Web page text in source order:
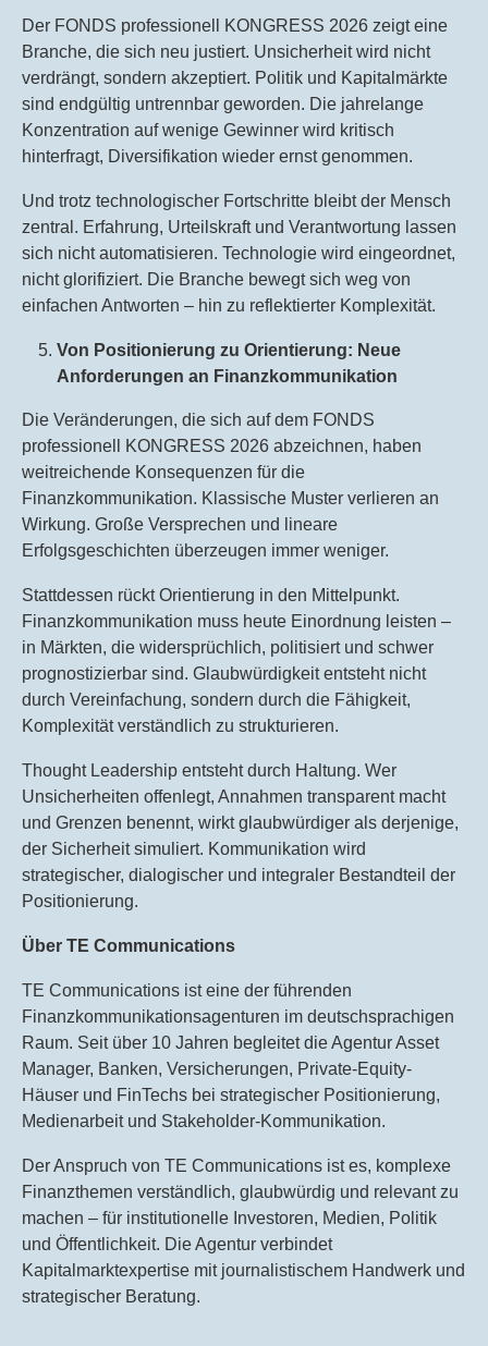
Der FONDS professionell KONGRESS 2026 zeigt eine
Branche, die sich neu justiert. Unsicherheit wird nicht
verdrängt, sondern akzeptiert. Politik und Kapitalmärkte
sind endgültig untrennbar geworden. Die jahrelange
Konzentration auf wenige Gewinner wird kritisch
hinterfragt, Diversifikation wieder ernst genommen.
Und trotz technologischer Fortschritte bleibt der Mensch
zentral. Erfahrung, Urteilskraft und Verantwortung lassen
sich nicht automatisieren. Technologie wird eingeordnet,
nicht glorifiziert. Die Branche bewegt sich weg von
einfachen Antworten – hin zu reflektierter Komplexität.
Von Positionierung zu Orientierung: Neue
Anforderungen an Finanzkommunikation
Die Veränderungen, die sich auf dem FONDS
professionell KONGRESS 2026 abzeichnen, haben
weitreichende Konsequenzen für die
Finanzkommunikation. Klassische Muster verlieren an
Wirkung. Große Versprechen und lineare
Erfolgsgeschichten überzeugen immer weniger.
Stattdessen rückt Orientierung in den Mittelpunkt.
Finanzkommunikation muss heute Einordnung leisten –
in Märkten, die widersprüchlich, politisiert und schwer
prognostizierbar sind. Glaubwürdigkeit entsteht nicht
durch Vereinfachung, sondern durch die Fähigkeit,
Komplexität verständlich zu strukturieren.
Thought Leadership entsteht durch Haltung. Wer
Unsicherheiten offenlegt, Annahmen transparent macht
und Grenzen benennt, wirkt glaubwürdiger als derjenige,
der Sicherheit simuliert. Kommunikation wird
strategischer, dialogischer und integraler Bestandteil der
Positionierung.
Über TE Communications
TE Communications ist eine der führenden
Finanzkommunikationsagenturen im deutschsprachigen
Raum. Seit über 10 Jahren begleitet die Agentur Asset
Manager, Banken, Versicherungen, Private-Equity-
Häuser und FinTechs bei strategischer Positionierung,
Medienarbeit und Stakeholder-Kommunikation.
Der Anspruch von TE Communications ist es, komplexe
Finanzthemen verständlich, glaubwürdig und relevant zu
machen – für institutionelle Investoren, Medien, Politik
und Öffentlichkeit. Die Agentur verbindet
Kapitalmarktexpertise mit journalistischem Handwerk und
strategischer Beratung.